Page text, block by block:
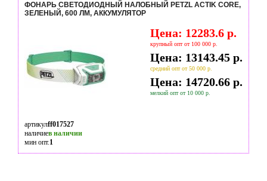
ФОНАРЬ СВЕТОДИОДНЫЙ НАЛОБНЫЙ PETZL ACTIK CORE,
ЗЕЛЕНЫЙ, 600 ЛМ, АККУМУЛЯТОР
Цена: 12283.6 р.
крупный опт от 100 000 р.
Цена: 13143.45 р.
средний опт от 50 000 р.
Цена: 14720.66 р.
мелкий опт от 10 000 р.
артикулff017527
наличиев наличии
мин опт.1